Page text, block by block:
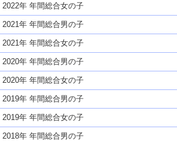
2022年 年間総合女の子
2021年 年間総合男の子
2021年 年間総合女の子
2020年 年間総合男の子
2020年 年間総合女の子
2019年 年間総合男の子
2019年 年間総合女の子
2018年 年間総合男の子